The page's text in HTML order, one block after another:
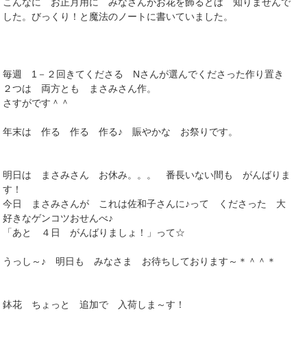
した。びっくり！と魔法のノートに書いていました。
毎週 1－２回きてくださる Nさんが選んでくださった作り置き
２つは 両方とも まさみさん作。
さすがです＾＾
年末は 作る 作る 作る♪ 賑やかな お祭りです。
明日は まさみさん お休み。。。 番長いない間も がんばりま
す！
今日 まさみさんが これは佐和子さんに♪って くださった 大
好きなゲンコツおせんべ♪
「あと ４日 がんばりましょ！」って☆
うっし～♪ 明日も みなさま お待ちしております～＊＾＾＊
鉢花 ちょっと 追加で 入荷しま～す！